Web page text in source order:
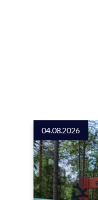
04.08.2026